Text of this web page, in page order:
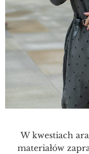
W kwestiach
materiałów